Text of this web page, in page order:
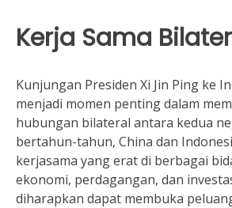
Kerja Sama
Kunjungan Presiden Xi Jin Ping ke
menjadi momen penting dalam
hubungan bilateral antara kedua
bertahun-tahun, China dan
kerjasama yang erat di berbagai
ekonomi, perdagangan, dan
diharapkan dapat membuka